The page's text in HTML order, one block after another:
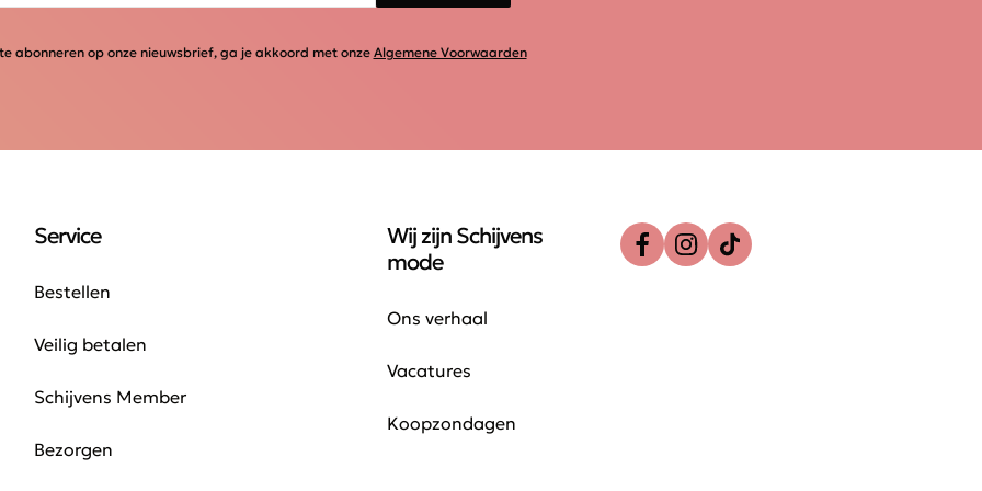
abonneren op onze nieuwsbrief, ga je akkoord met onze Algemene Voorwaarden
Service
Bestellen
Veilig betalen
Schijvens Member
Bezorgen
Wij zijn Schijvens
mode
Ons verhaal
Vacatures
Koopzondagen